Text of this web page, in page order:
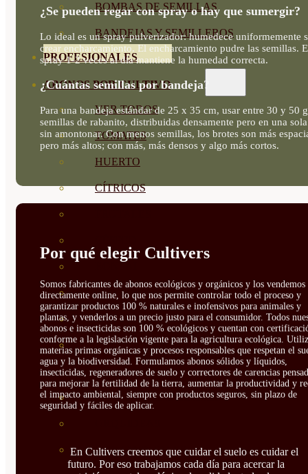
BOMBAS DE SEMILLAS
BANDEJAS Y SEMILLEROS
PROFESIONALES
ABONOS POR CULTIVO
VER TODOS
TOMATES
HUERTO
CÍTRICOS
CONÍFERAS Y SETOS
OLIVO
CACTUS, CRASAS Y
SUCULENTAS
PLANTAS DE INTERIOR
ORNAMENTALES
¿Se pueden regar con spray o hay que sumergir?
Lo ideal es un spray pulverizador: humedece uniformemente
crear encharcamiento. El encharcamiento pudre las semillas.
spray 1-2 veces al día mantiene la humedad correcta.
¿Cuántas semillas por bandeja?
Para una bandeja estándar de 25 x 35 cm, usar entre 30 y 50
semillas de rabanito, distribuidas densamente pero en una
sin amontonar. Con menos semillas, los brotes son más
pero más altos; con más, más densos y algo más cortos.
Por qué elegir Cultivers
Somos fabricantes de abonos ecológicos y orgánicos y los vendemos
directamente online, lo que nos permite controlar todo el proceso y
garantizar productos 100 % naturales e inofensivos para animales y
plantas, y venderlos a un precio justo para el consumidor. Todos
abonos e insecticidas son 100 % ecológicos y cuentan con
conforme a la legislación vigente para la agricultura ecológica.
materias primas orgánicas y procesos responsables que respetan el
agua y la biodiversidad. Formulamos abonos sólidos y líquidos,
insecticidas, regeneradores de suelo y correctores de carencias
para mejorar la fertilidad de la tierra, aumentar la productividad y
el impacto ambiental, siempre con productos seguros, sin plazo de
seguridad y fáciles de aplicar.
En Cultivers creemos que cuidar el suelo es cuidar el
futuro. Por eso trabajamos cada día para acercar la